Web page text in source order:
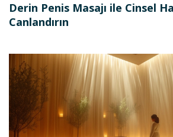
Derin Penis Masajı ile Cinsel
Canlandırın